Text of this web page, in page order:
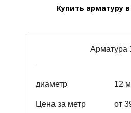
Купить арматуру
Арматура
диаметр 12
Цена за метр от